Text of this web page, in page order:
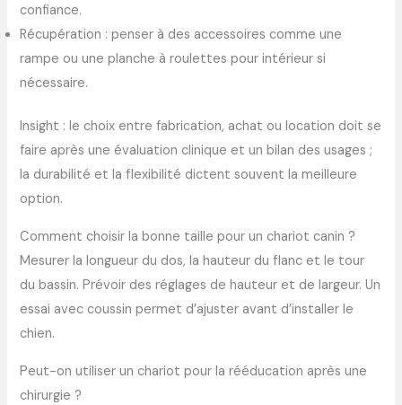
confiance.
Récupération : penser à des accessoires comme une
rampe ou une planche à roulettes pour intérieur si
nécessaire.
Insight : le choix entre fabrication, achat ou location doit se
faire après une évaluation clinique et un bilan des usages ;
la durabilité et la flexibilité dictent souvent la meilleure
option.
Comment choisir la bonne taille pour un chariot canin ?
Mesurer la longueur du dos, la hauteur du flanc et le tour
du bassin. Prévoir des réglages de hauteur et de largeur. Un
essai avec coussin permet d’ajuster avant d’installer le
chien.
Peut-on utiliser un chariot pour la rééducation après une
chirurgie ?